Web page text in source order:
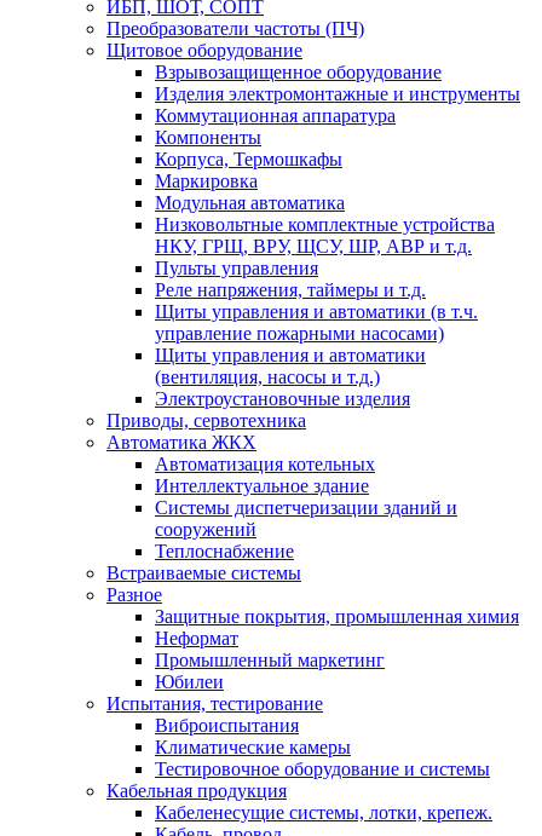
ИБП, ШОТ, СОПТ
Преобразователи частоты (ПЧ)
Щитовое оборудование
Взрывозащищенное оборудование
Изделия электромонтажные и инструменты
Коммутационная аппаратура
Компоненты
Корпуса, Термошкафы
Маркировка
Модульная автоматика
Низковольтные комплектные устройства
НКУ, ГРЩ, ВРУ, ЩСУ, ШР, АВР и т.д.
Пульты управления
Реле напряжения, таймеры и т.д.
Щиты управления и автоматики (в т.ч.
управление пожарными насосами)
Щиты управления и автоматики
(вентиляция, насосы и т.д.)
Электроустановочные изделия
Приводы, сервотехника
Автоматика ЖКХ
Автоматизация котельных
Интеллектуальное здание
Системы диспетчеризации зданий и
сооружений
Теплоснабжение
Встраиваемые системы
Разное
Защитные покрытия, промышленная химия
Неформат
Промышленный маркетинг
Юбилеи
Испытания, тестирование
Виброиспытания
Климатические камеры
Тестировочное оборудование и системы
Кабельная продукция
Кабеленесущие системы, лотки, крепеж.